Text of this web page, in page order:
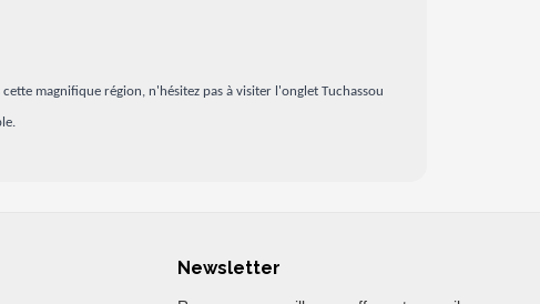
magnifique région, n'hésitez pas à visiter l'onglet Tuchassou
Newsletter